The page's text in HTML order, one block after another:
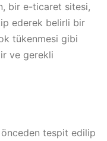
bir e-ticaret sitesi,
ederek belirli bir
tükenmesi gibi
ve gerekli
tespit edilip